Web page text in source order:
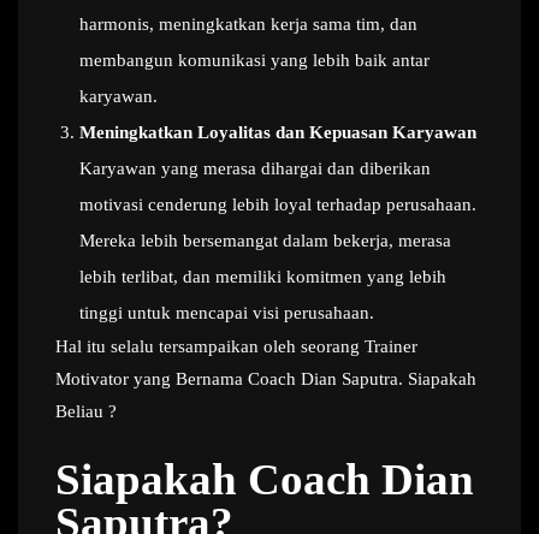
harmonis, meningkatkan kerja sama tim, dan
membangun komunikasi yang lebih baik antar
karyawan.
Meningkatkan Loyalitas dan Kepuasan Karyawan
Karyawan yang merasa dihargai dan diberikan
motivasi cenderung lebih loyal terhadap perusahaan.
Mereka lebih bersemangat dalam bekerja, merasa
lebih terlibat, dan memiliki komitmen yang lebih
tinggi untuk mencapai visi perusahaan.
Hal itu selalu tersampaikan oleh seorang Trainer
Motivator yang Bernama Coach Dian Saputra. Siapakah
Beliau ?
Siapakah Coach Dian
Saputra?